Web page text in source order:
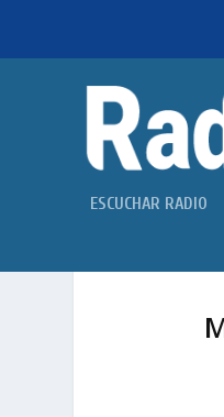
ESCUCHAR RADIO